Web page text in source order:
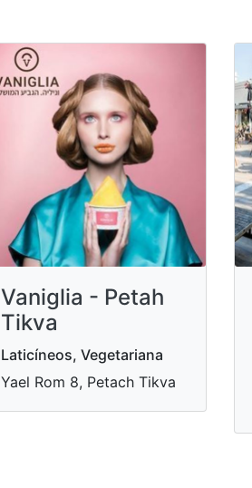
Vaniglia - Petah
Tikva
Laticíneos, Vegetariana
Yael Rom 8, Petach Tikva